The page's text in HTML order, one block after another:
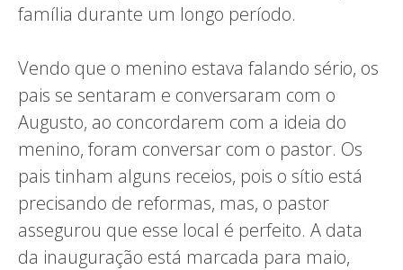
família durante um longo período.
Vendo que o menino estava falando sério, os
pais se sentaram e conversaram com o
Augusto, ao concordarem com a ideia do
menino, foram conversar com o pastor. Os
pais tinham alguns receios, pois o sítio está
precisando de reformas, mas, o pastor
assegurou que esse local é perfeito. A data
da inauguração está marcada para maio,